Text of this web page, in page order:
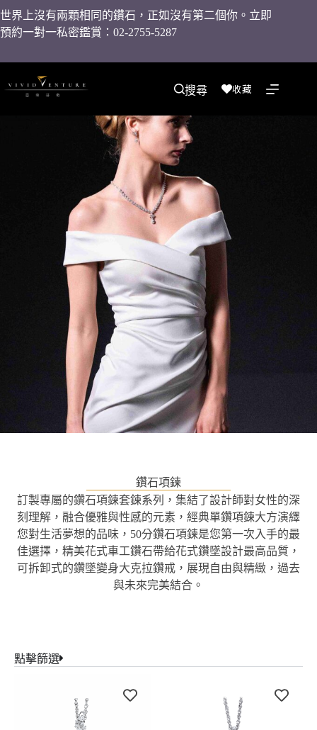
世界上沒有兩顆相同的鑽石，正如沒有第二個你。立即
預約一對一私密鑑賞：02-2755-5287
搜尋 收藏
鑽石項鍊
訂製專屬的鑽石項鍊套鍊系列，集結了設計師對女性的深
刻理解，融合優雅與性感的元素，經典單鑽項鍊大方演繹
您對生活夢想的品味，50分鑽石項鍊是您第一次入手的最
佳選擇，精美花式車工鑽石帶給花式鑽墜設計最高品質，
可拆卸式的鑽墜變身大克拉鑽戒，展現自由與精緻，過去
與未來完美結合。
點擊篩選